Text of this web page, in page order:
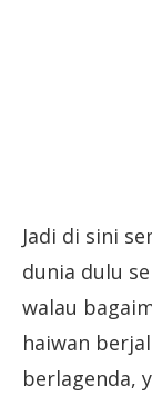
Jadi di sini
dunia dulu
walau
haiwan
berlagenda,